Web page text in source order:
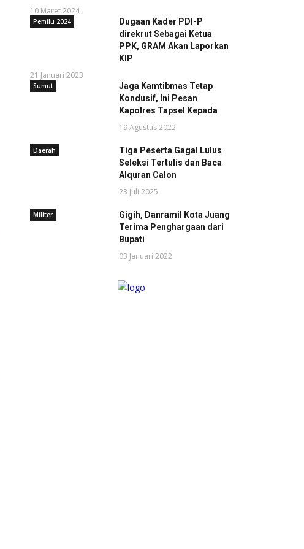
10 Maret 2024
Pemilu 2024
Dugaan Kader PDI-P
direkrut Sebagai Ketua
PPK, GRAM Akan Laporkan
KIP
21 Januari 2023
Sumut
Jaga Kamtibmas Tetap
Kondusif, Ini Pesan
Kapolres Tapsel Kepada
19 Agustus 2022
Daerah
Tiga Peserta Gagal Lulus
Seleksi Tertulis dan Baca
Alquran Calon
23 Juli 2025
Militer
Gigih, Danramil Kota Juang
Terima Penghargaan dari
Bupati
03 Januari 2022